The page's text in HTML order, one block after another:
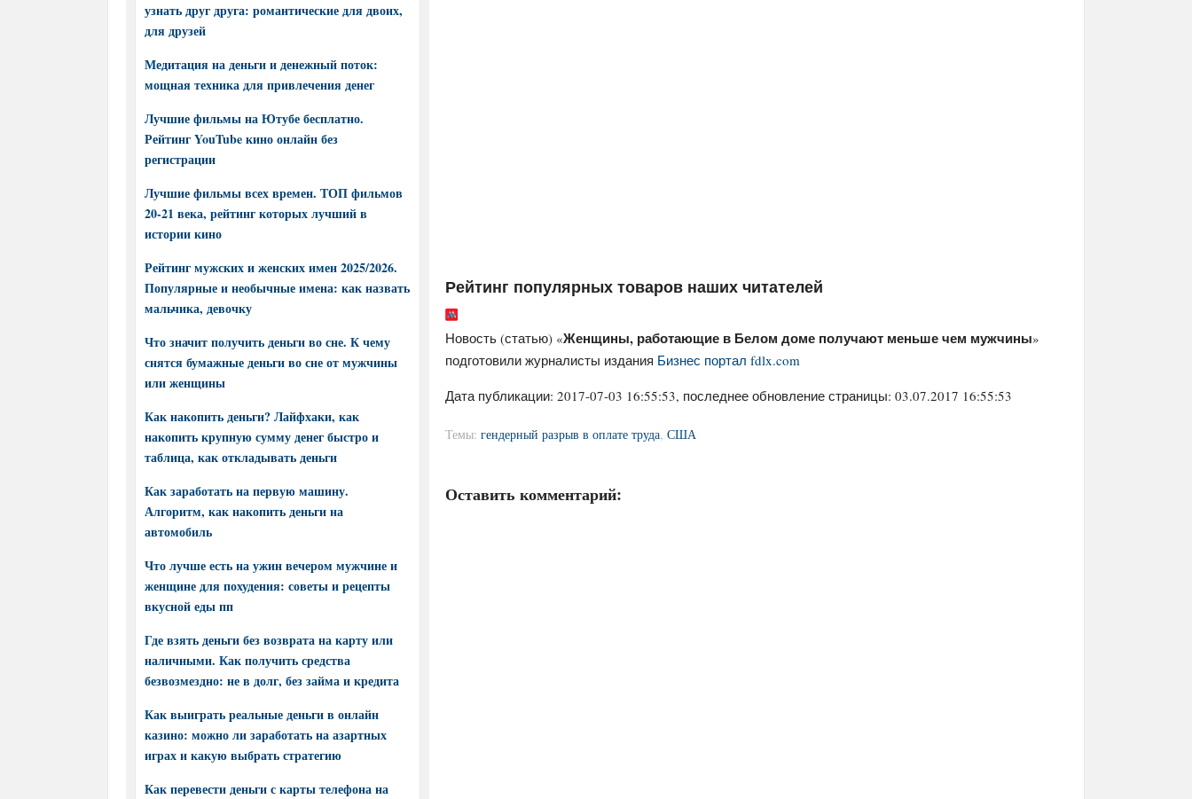
Рейтинг популярных товаров наших читателей
Новость (статью) «Женщины, работающие в Белом доме получают меньше чем мужчины»
подготовили журналисты издания Бизнес портал fdlx.com
Дата публикации: 2017-07-03 16:55:53, последнее обновление страницы: 03.07.2017 16:55:53
Темы: гендерный разрыв в оплате труда, США
Оставить комментарий:
узнать друг друга: романтические для двоих,
для друзей
Медитация на деньги и денежный поток:
мощная техника для привлечения денег
Лучшие фильмы на Ютубе бесплатно.
Рейтинг YouTube кино онлайн без
регистрации
Лучшие фильмы всех времен. ТОП фильмов
20-21 века, рейтинг которых лучший в
истории кино
Рейтинг мужских и женских имен 2025/2026.
Популярные и необычные имена: как назвать
мальчика, девочку
Что значит получить деньги во сне. К чему
снятся бумажные деньги во сне от мужчины
или женщины
Как накопить деньги? Лайфхаки, как
накопить крупную сумму денег быстро и
таблица, как откладывать деньги
Как заработать на первую машину.
Алгоритм, как накопить деньги на
автомобиль
Что лучше есть на ужин вечером мужчине и
женщине для похудения: советы и рецепты
вкусной еды пп
Где взять деньги без возврата на карту или
наличными. Как получить средства
безвозмездно: не в долг, без займа и кредита
Как выиграть реальные деньги в онлайн
казино: можно ли заработать на азартных
играх и какую выбрать стратегию
Как перевести деньги с карты телефона на